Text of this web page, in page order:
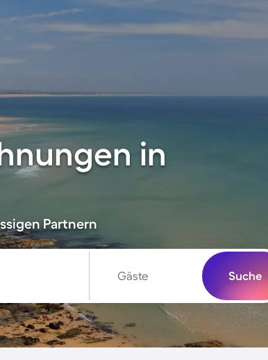
in
Partnern
Gäste Suche